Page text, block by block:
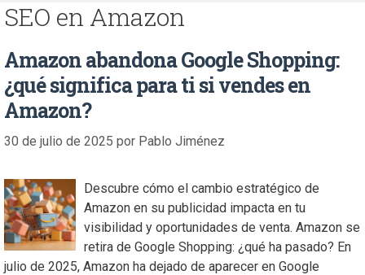
SEO en Amazon
Amazon abandona Google Shopping:
¿qué significa para ti si vendes en
Amazon?
30 de julio de 2025 por Pablo Jiménez
Descubre cómo el cambio estratégico de
Amazon en su publicidad impacta en tu
visibilidad y oportunidades de venta. Amazon se
retira de Google Shopping: ¿qué ha pasado? En
julio de 2025, Amazon ha dejado de aparecer en Google